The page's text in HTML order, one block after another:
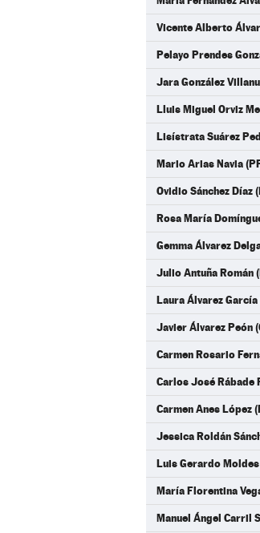
Vicente Alberto
Pelayo Prendes
Jara González
Lluis Miguel Orviz
Lisístrata Suárez
Mario Arias Navia
Ovidio Sánchez Díaz
Rosa María
Gemma Álvarez
Julio Antuña Román
Laura Álvarez García
Javier Álvarez Peón
Carmen Rosario
Carlos José Rábade
Carmen Anes López
Jessica Roldán
Luis Gerardo Moldes
María Florentina
Manuel Ángel Carril